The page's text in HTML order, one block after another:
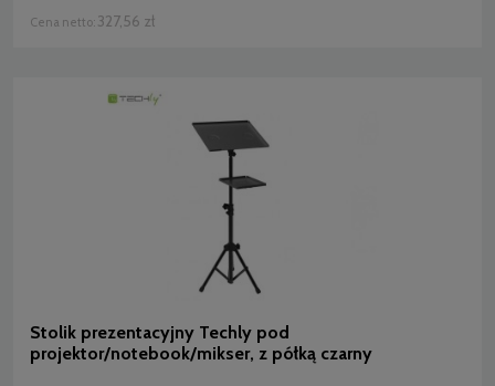
Cena netto: 327,56 zł
Stolik prezentacyjny Techly pod
projektor/notebook/mikser, z półką czarny